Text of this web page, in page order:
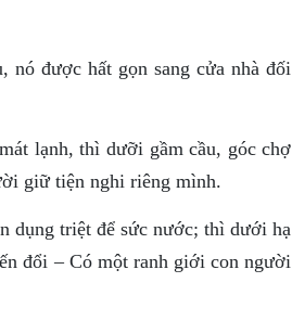
nó được hất gọn sang cửa nhà đối
lạnh, thì dưỡi gầm cầu, góc chợ
giữ tiện nghi riêng mình.
dụng triệt để sức nước; thì dưới hạ
đổi – Có một ranh giới con người